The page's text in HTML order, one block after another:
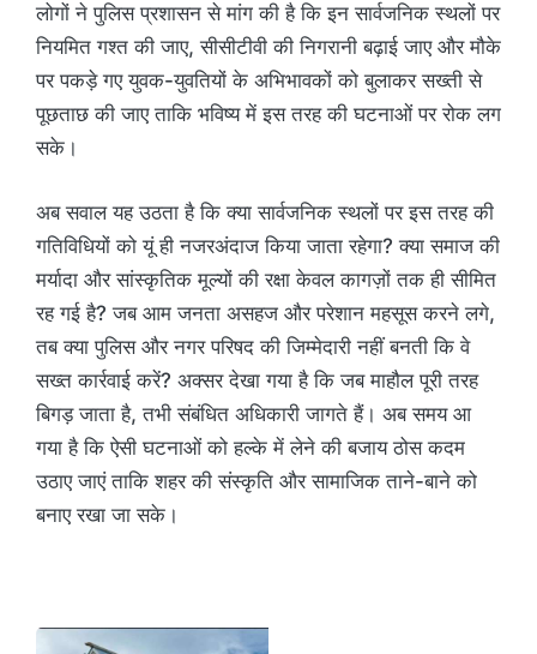
लोगों ने पुलिस प्रशासन से मांग की है कि इन सार्वजनिक स्थलों पर
नियमित गश्त की जाए, सीसीटीवी की निगरानी बढ़ाई जाए और मौके
पर पकड़े गए युवक-युवतियों के अभिभावकों को बुलाकर सख्ती से
पूछताछ की जाए ताकि भविष्य में इस तरह की घटनाओं पर रोक लग
सके।
अब सवाल यह उठता है कि क्या सार्वजनिक स्थलों पर इस तरह की
गतिविधियों को यूं ही नजरअंदाज किया जाता रहेगा? क्या समाज की
मर्यादा और सांस्कृतिक मूल्यों की रक्षा केवल कागज़ों तक ही सीमित
रह गई है? जब आम जनता असहज और परेशान महसूस करने लगे,
तब क्या पुलिस और नगर परिषद की जिम्मेदारी नहीं बनती कि वे
सख्त कार्रवाई करें? अक्सर देखा गया है कि जब माहौल पूरी तरह
बिगड़ जाता है, तभी संबंधित अधिकारी जागते हैं। अब समय आ
गया है कि ऐसी घटनाओं को हल्के में लेने की बजाय ठोस कदम
उठाए जाएं ताकि शहर की संस्कृति और सामाजिक ताने-बाने को
बनाए रखा जा सके।